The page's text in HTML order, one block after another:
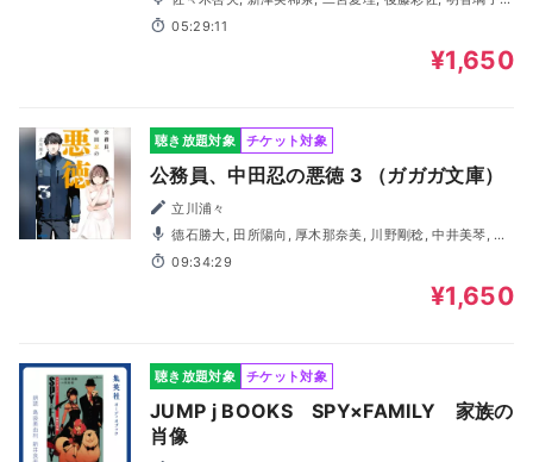
三上由理恵, 天沢朱音, 古岡祐樹, 鈴木悠生
05:29:11
¥1,650
聴き放題対象 チケット対象
公務員、中田忍の悪徳 3 （ガガガ文庫）
立川浦々
德石勝大, 田所陽向, 厚木那奈美, 川野剛稔, 中井美琴, 白
石兼斗, 大森こころ, 大橋海咲, 西尾桃子, 小松千紗都
09:34:29
¥1,650
聴き放題対象 チケット対象
JUMP j BOOKS SPY×FAMILY 家族の
肖像